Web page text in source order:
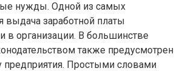
нужды. Одной из самых
выдача заработной платы
в организации. В большинстве
также предусмотрен
предприятия. Простыми словами